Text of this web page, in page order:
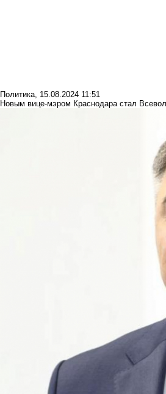
Политика, 15.08.2024 11:51
Новым вице-мэром Краснодара стал